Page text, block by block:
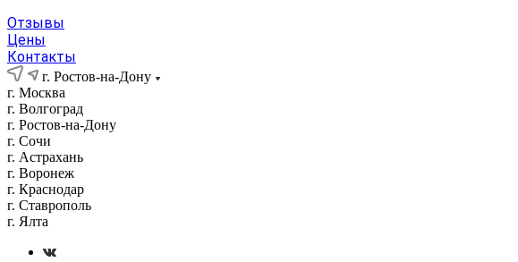
Отзывы
Цены
Контакты
г. Ростов-на-Дону
г. Москва
г. Волгоград
г. Ростов-на-Дону
г. Сочи
г. Астрахань
г. Воронеж
г. Краснодар
г. Ставрополь
г. Ялта